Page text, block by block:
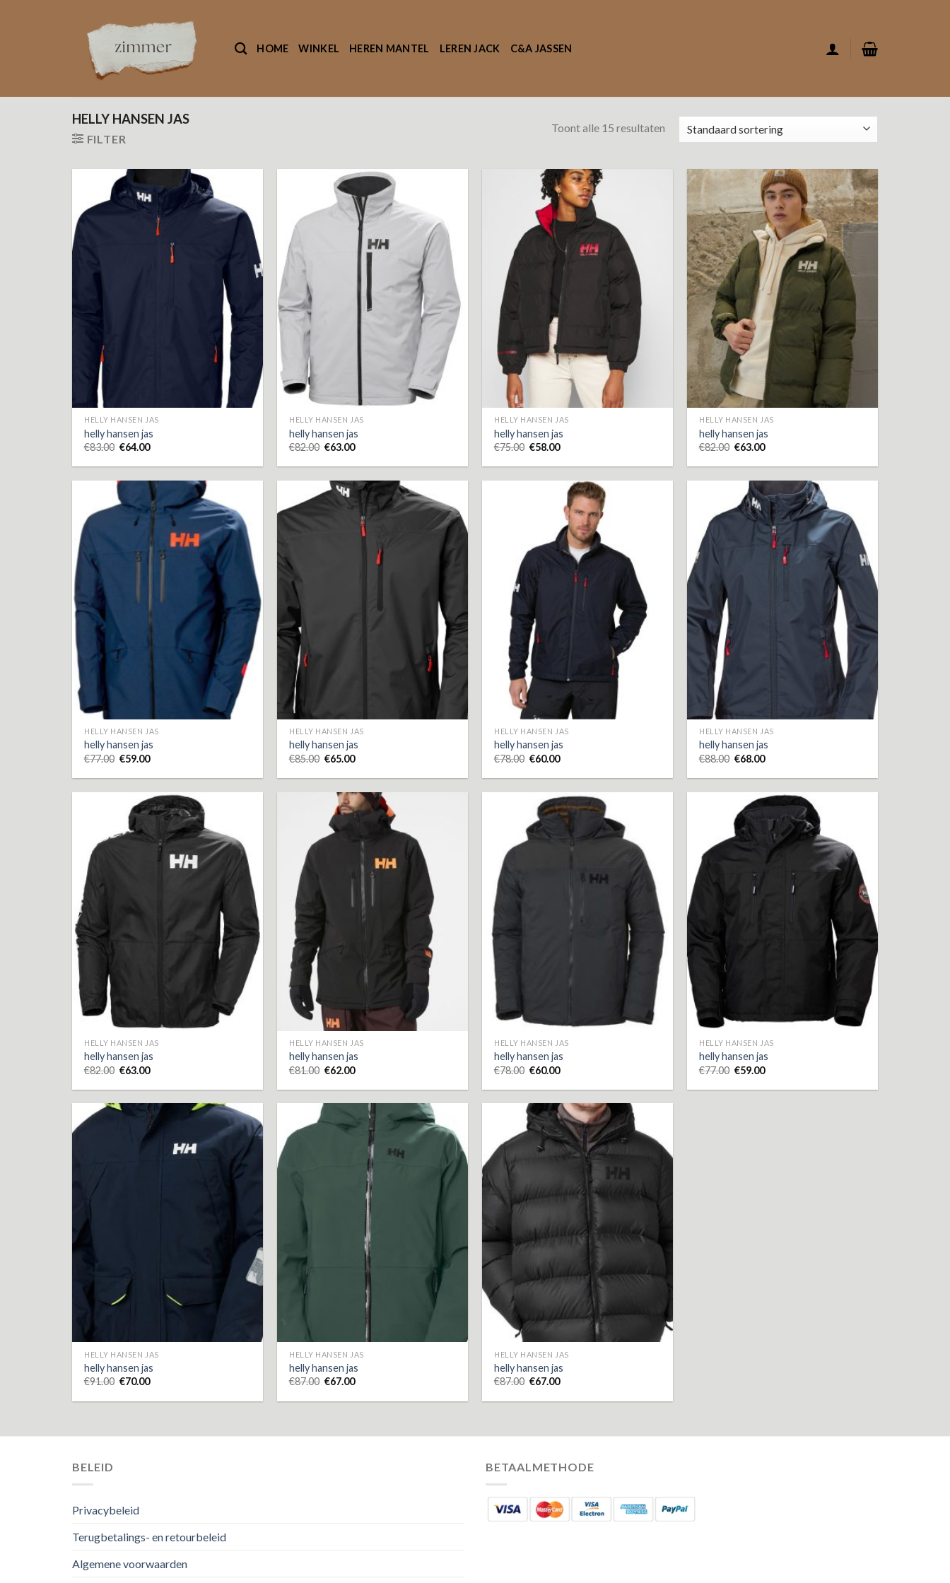
HOME WINKEL HEREN MANTEL LEREN JACK C&A JASSEN
HELLY HANSEN JAS
FILTER
Toont alle 15 resultaten
HELLY HANSEN JAS
helly hansen jas
€83.00 €64.00
HELLY HANSEN JAS
helly hansen jas
€82.00 €63.00
HELLY HANSEN JAS
helly hansen jas
€75.00 €58.00
HELLY HANSEN JAS
helly hansen jas
€82.00 €63.00
HELLY HANSEN JAS
helly hansen jas
€77.00 €59.00
HELLY HANSEN JAS
helly hansen jas
€85.00 €65.00
HELLY HANSEN JAS
helly hansen jas
€78.00 €60.00
HELLY HANSEN JAS
helly hansen jas
€88.00 €68.00
HELLY HANSEN JAS
helly hansen jas
€82.00 €63.00
HELLY HANSEN JAS
helly hansen jas
€81.00 €62.00
HELLY HANSEN JAS
helly hansen jas
€78.00 €60.00
HELLY HANSEN JAS
helly hansen jas
€77.00 €59.00
HELLY HANSEN JAS
helly hansen jas
€91.00 €70.00
HELLY HANSEN JAS
helly hansen jas
€87.00 €67.00
HELLY HANSEN JAS
helly hansen jas
€87.00 €67.00
BELEID
Privacybeleid
Terugbetalings- en retourbeleid
Algemene voorwaarden
BETAALMETHODE